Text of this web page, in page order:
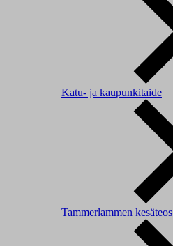
Katu- ja kaupunkitaide
Tammerlammen kesäteos